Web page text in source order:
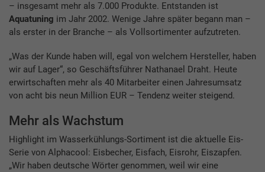
– insgesamt mehr als 7.000 Produkte. Entstanden ist
Aquatuning im Jahr 2002. Wenige Jahre später begann man –
als erster in der Branche – als Vollsortimenter aufzutreten.
„Was der Kunde haben will, egal von welchem Hersteller, haben
wir auf Lager“, so Geschäftsführer Nathanael Draht. Heute
erwirtschaften mehr als 40 Mitarbeiter einen Jahresumsatz
von acht bis neun Million EUR – Tendenz weiter steigend.
Mehr als Wachstum
Highlight im Wasserkühlungs-Sortiment ist die aktuelle Eis-
Serie von Alphacool: Eisbecher, Eisfach, Eisrohr, Eiszapfen.
„Wir haben deutsche Wörter genommen, weil wir eine